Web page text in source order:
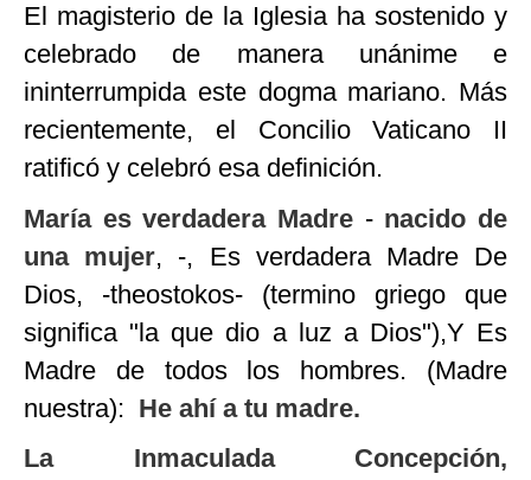
El magisterio de la Iglesia ha sostenido y
celebrado de manera unánime e
ininterrumpida este dogma mariano. Más
recientemente, el Concilio Vaticano II
ratificó y celebró esa definición.
María es verdadera Madre - nacido de
una mujer, -, Es verdadera Madre De
Dios, -theostokos- (termino griego que
significa "la que dio a luz a Dios"),Y Es
Madre de todos los hombres. (Madre
nuestra): He ahí a tu madre.
La Inmaculada Concepción,